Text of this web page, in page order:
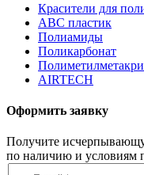
Красители для
АВС пластик
Полиамиды
Поликарбонат
AIRTECH
Оформить заявку
Получите
по наличию и условиям